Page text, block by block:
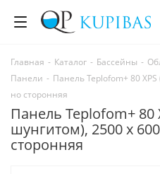
Главная - Каталог - Бассейны -
Панели - Панель Teplofom+ 80
но сторонняя
Панель Teplofom+ 80
шунгитом), 2500 х
сторонняя